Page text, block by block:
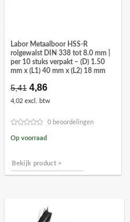
Labor Metaalboor HSS-R
rolgewalst DIN 338 tot 8.0 mm |
per 10 stuks verpakt – (D) 1.50
mm x (L1) 40 mm x (L2) 18 mm
5,41 Oorspronkelijke
prijs
was:
4,86Huidige
is:
4,02 excl. btw
0 beoordelingen
Op voorraad
Bekijk product >